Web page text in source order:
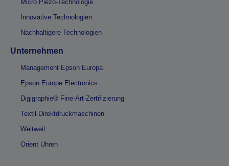
Micro Piezo-Technologie
Innovative Technologien
Nachhaltigere Technologien
Unternehmen
Management Epson Europa
Epson Europe Electronics
Digigraphie® Fine-Art-Zertifizierung
Textil-Direktdruckmaschinen
Weltweit
Orient Uhren